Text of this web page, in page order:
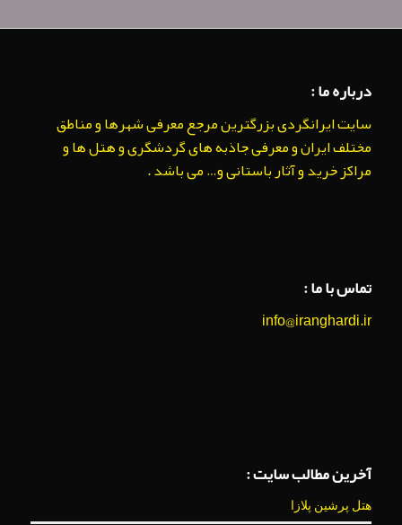
درباره ما :
سایت ایرانگردی بزرگترین مرجع معرفی شهرها و مناطق
مختلف ایران و معرفی جاذبه های گردشگری و هتل ها و
مراکز خرید و آثار باستانی و… می باشد .
تماس با ما :
info@iranghardi.ir
آخرین مطالب سایت :
هتل پرشین پلازا